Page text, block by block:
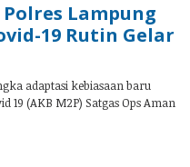
Lampung
19 Rutin Gelar
adaptasi kebiasaan baru
(AKB M2P) Satgas Ops Aman